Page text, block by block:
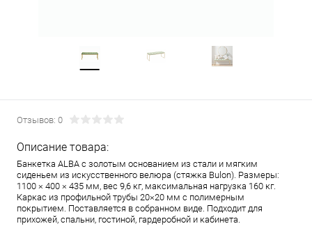
Отзывов: 0
Описание товара:
Банкетка ALBA с золотым основанием из стали и мягким
сиденьем из искусственного велюра (стяжка Bulon). Размеры:
1100 × 400 × 435 мм, вес 9,6 кг, максимальная нагрузка 160 кг.
Каркас из профильной трубы 20×20 мм с полимерным
покрытием. Поставляется в собранном виде. Подходит для
прихожей, спальни, гостиной, гардеробной и кабинета.